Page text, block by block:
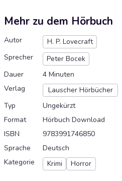
Mehr zu dem Hörbuch
Autor
H. P. Lovecraft
Sprecher
Peter Bocek
Dauer
4 Minuten
Verlag
Lauscher Hörbücher
Typ
Ungekürzt
Format
Hörbuch Download
ISBN
9783991746850
Sprache
Deutsch
Kategorie
Krimi Horror